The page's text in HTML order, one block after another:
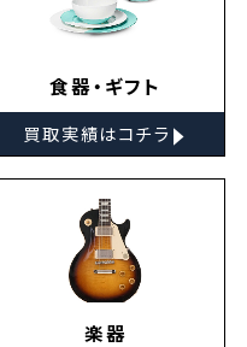
食器・ギフト
買取実績はコチラ ▸
楽器